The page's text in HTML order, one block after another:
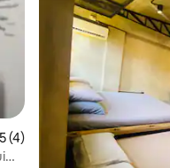
média de 5 em
5 (4)